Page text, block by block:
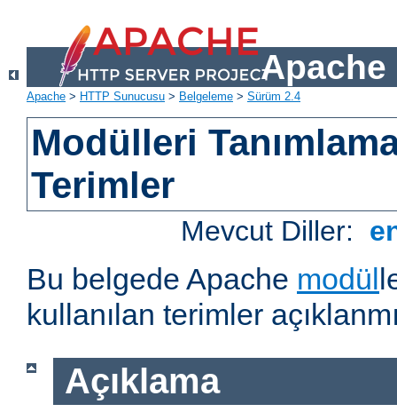
Apache
Apache > HTTP Sunucusu > Belgeleme > Sürüm 2.4
Modülleri
Terimler
Mevcut Diller:
Bu belgede Apache modül
kullanılan terimler
Açıklama